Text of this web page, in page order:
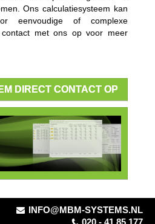
Ons calculatiesysteem kan
eenvoudige of complexe
contact met ons op voor meer
DIRECT CONTACT OP
INFO@MBM-SYSTEMS.NL
020 - 41 85 177